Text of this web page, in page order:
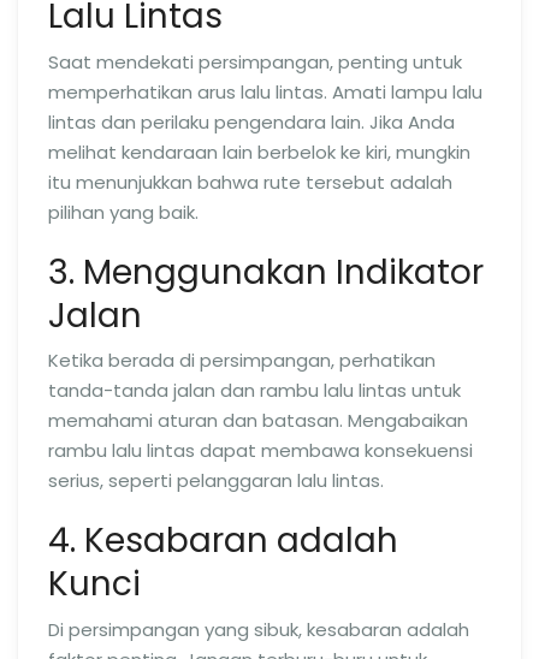
Lalu Lintas
Saat mendekati persimpangan, penting untuk
memperhatikan arus lalu lintas. Amati lampu lalu
lintas dan perilaku pengendara lain. Jika Anda
melihat kendaraan lain berbelok ke kiri, mungkin
itu menunjukkan bahwa rute tersebut adalah
pilihan yang baik.
3. Menggunakan Indikator
Jalan
Ketika berada di persimpangan, perhatikan
tanda-tanda jalan dan rambu lalu lintas untuk
memahami aturan dan batasan. Mengabaikan
rambu lalu lintas dapat membawa konsekuensi
serius, seperti pelanggaran lalu lintas.
4. Kesabaran adalah
Kunci
Di persimpangan yang sibuk, kesabaran adalah